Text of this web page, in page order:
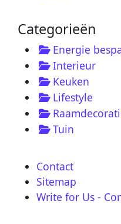
Categorieën
Energie
Interieur
Keuken
Lifestyle
Tuin
Contact
Sitemap
Write for Us -